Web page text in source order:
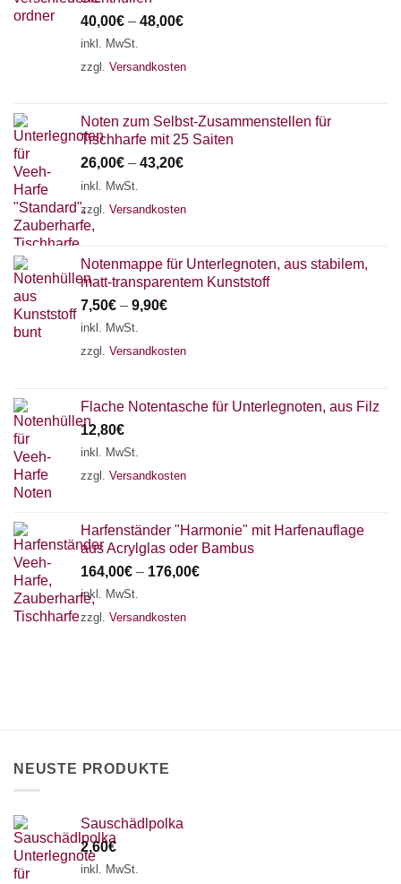
40,00€ – 48,00€
inkl. MwSt.
zzgl. Versandkosten
Noten zum Selbst-Zusammenstellen für
Tischharfe mit 25 Saiten
26,00€ – 43,20€
inkl. MwSt.
zzgl. Versandkosten
Notenmappe für Unterlegnoten, aus stabilem,
matt-transparentem Kunststoff
7,50€ – 9,90€
inkl. MwSt.
zzgl. Versandkosten
Flache Notentasche für Unterlegnoten, aus Filz
12,80€
inkl. MwSt.
zzgl. Versandkosten
Harfenständer "Harmonie" mit Harfenauflage
aus Acrylglas oder Bambus
164,00€ – 176,00€
inkl. MwSt.
zzgl. Versandkosten
NEUSTE PRODUKTE
Sauschädlpolka
2,60€
inkl. MwSt.